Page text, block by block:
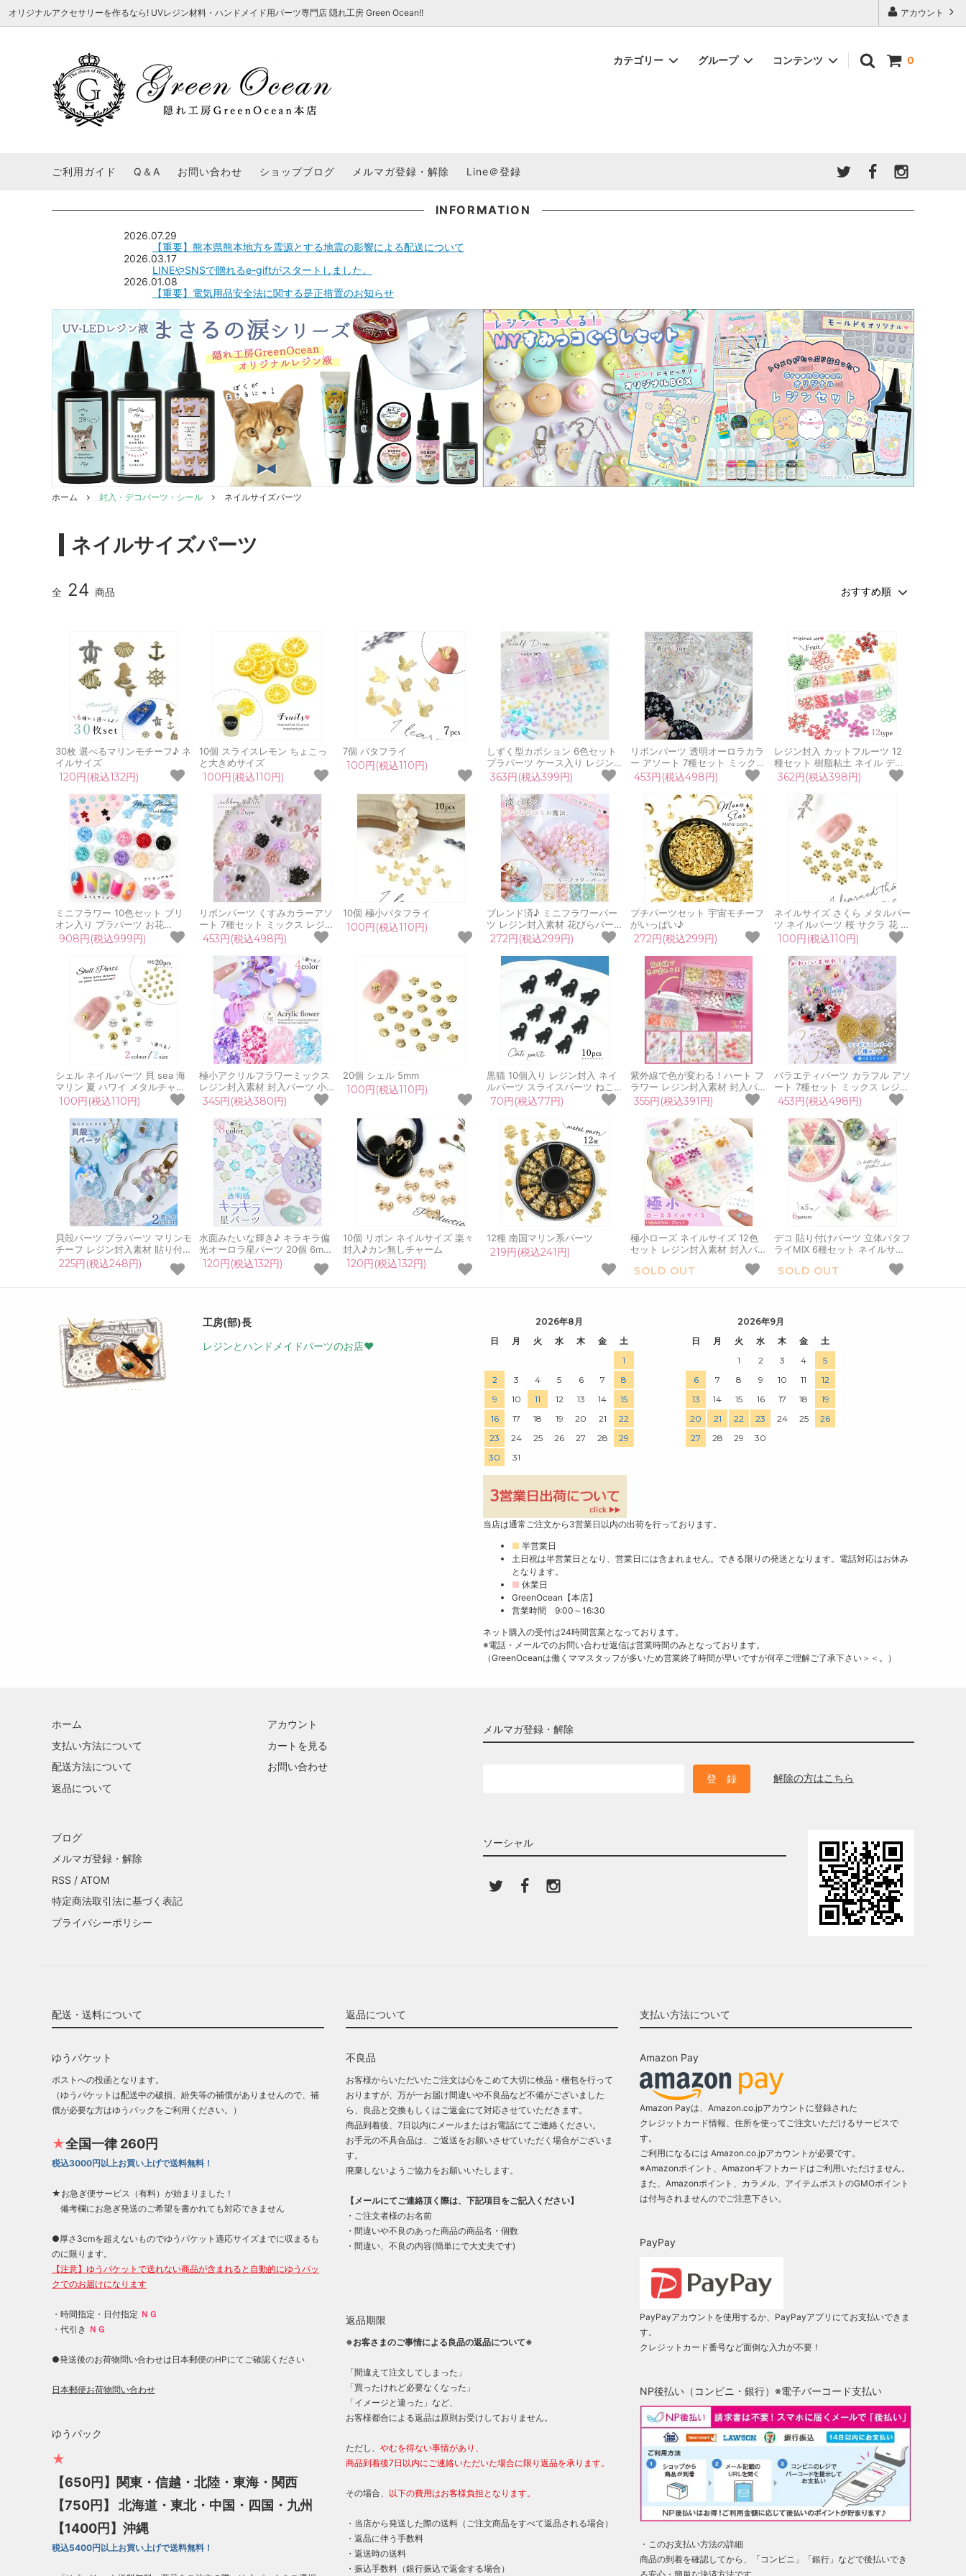
アカウント
オリジナルアクセサリーを作るなら! UVレジン材料・ハンドメイド用パーツ専門店 隠れ工房 Green Ocean!!
0
カテゴリー
2026謎福袋 パラコード
封入・デコパーツ・シール ラメ・ホログラム
ストーン・ビジュー 基本基礎パーツ
キーホルダー基礎パーツ チャーム
ガラスドーム・ペン・他 服飾パーツ ビーズ・パール その他・雑貨
販売用資材・背景紙 訳ありアウトレット 在庫限り・廃盤予定 ラッピング・サービス
グループ
★8/3更新 新商品★ ★7/24更新 新商品★
★7/3更新 新商品★
★今これが買い！イチオシアイテム★
【UV-LEDレジン液】まさるシリーズ GreenOceanオリジナルシリーズ♪
★スイーツ特集★
★猫モールド＆パーツ特集★
＃お急ぎ便
＃レジン液迷ったらコレ！
＃初心者なに買う？
＃文字・数字モールド
＃シェイカーモールド用フィルム ＃鉱石ストーンモールド
＃レジン液をさらさらにしたい
＃つくってみたい！
2023福袋のレフィル売り場 2024福袋のレフィル売り場
2024夏の福袋のレフィル売り場
2025福袋のレフィル売り場
季節の特集 ★ミニチュアの世界特集★
★プレミアムシールシリーズ★
★手作りドロップシール特集★
★しろたん★ ★閉じ込めて楽しむ！かわいいパーツ特集★
キャンディバッグの素の説明書
★ゆうパケ送料無料★1000円均一
★すみっコぐらし立体シールセット★
★レジンでつくるMYすみっコぐらしセット
★
立体シール
コンテンツ
■本店で買うとこんないいこと■ Ｑ＆Ａ/ショップでのお買い物 注意事項
コンテスト結果発表 - 一覧
カラリー大辞典 シール帳特集 教えて！レジン液の選び方
について
ふにゃふにゃ動く、謎の生き物を作ってみ
表
ご利用ガイド Q＆A お問い合わせ ショップブログ メルマガ登録・解除 Line＠登録
INFORMATION
2026.07.29
【重要】熊本県熊本地方を震源とする地震の影響による配送について
2026.03.17
LINEやSNSで贈れるe-giftがスタートしました。
2026.01.08
【重要】電気用品安全法に関する是正措置のお知らせ
ホーム 封入・デコパーツ・シール ネイルサイズパーツ
ネイルサイズパーツ
全 24 商品
30枚 選べるマリンモチーフ♪ ネ
イルサイズ
120円(税込132円)
10個 スライスレモン ちょこっ
と大きめサイズ
100円(税込110円)
7個 バタフライ
100円(税込110円)
しずく型カボション 6色セット
プラパーツ ケース入り レジン封
入素材 雫型 水滴 ドロップ ミッ
クス 穴なしビーズ 容器 シェイ
カー シャカシャカ 貼り付け UV
レジン クラフト
363円(税込399円)
リボンパーツ 透明オーロラカラ
ー アソート 7種セット ミックス
レジン封入素材 貼り付けパーツ
ケース入り プラパーツ りぼん
蝶 貝 UVレジン クラフト
453円(税込498円)
レジン封入 カットフルーツ 12
種セット 樹脂粘土 ネイル デコ
輪切り 貼 スライス棒 シェイカ
ーモールドに 果物 食べ物 手芸
カシャカシャ ケース入り
362円(税込398円)
ミニフラワー 10色セット ブリ
オン入り プラパーツ お花
flower カボション 貼付け デコ
レジン封入 クラフト 手芸 ネイ
908円(税込999円)
リボンパーツ くすみカラーアソ
ート 7種セット ミックス レジン
封入素材 貼り付けパーツ ケース
入り プラパーツ りぼん 半球パ
ール UVレジン 手芸 クラフト
453円(税込498円)
10個 極小バタフライ
100円(税込110円)
ブレンド済♪ ミニフラワーパー
ツ レジン封入素材 花びらパーツ
ブリオン パール ミックス シェ
イカー ネイル キラキラ カシャ
カシャ UVレジン 手芸 クラフト
272円(税込299円)
プチパーツセット 宇宙モチーフ
がいっぱい♪
272円(税込299円)
ネイルサイズ さくら メタルパー
ツ ネイルパーツ 桜 サクラ 花 フ
ラワー 春 植物 ネイルアート ジ
ェルネイル デコ レジン封入 ネ
イル用品 手芸 クラフト
100円(税込110円)
シェル ネイルパーツ 貝 sea 海
マリン 夏 ハワイ メタルチャー
ム レジン封入 手芸 ジェルネイ
ル クラフト UVレジン
100円(税込110円)
極小アクリルフラワーミックス
レジン封入素材 封入パーツ 小さ
い プラパーツ お花 ネイルサイ
ズ 貼付けパーツ UVレジン クラ
フト 手芸
345円(税込380円)
20個 シェル 5mm
100円(税込110円)
黒猫 10個入り レジン封入 ネイ
ルパーツ スライスパーツ ねこ
ネコ キャット アニマル 動物 ネ
イル用品 デコパーツ カシャカシ
ャ 手芸 クラフト
70円(税込77円)
紫外線で色が変わる！ハート フ
ラワー レジン封入素材 封入パー
ツ シェイカー デコパーツ 色変
化 太陽光 UV 穴なしパール ブ
リオン MIX パステルカラー 花
ネイル
355円(税込391円)
バラエティパーツ カラフル アソ
ート 7種セット ミックス レジン
封入素材 ケース入り プラパーツ
ブリオン リボン 半球パール シ
ェイカー UVレジン クラフト
453円(税込498円)
貝殻パーツ プラパーツ マリンモ
チーフ レジン封入素材 貼り付け
パーツ 海 シェル イルカ 夏 パー
ル マーメイド ホログラム UVレ
225円(税込248円)
水面みたいな輝き♪ キラキラ偏
光オーロラ星パーツ 20個 6mm
デコパーツ 水面 波石 スター カ
ボション 貼付け レジン封入素材
120円(税込132円)
10個 リボン ネイルサイズ 楽々
封入♪カン無しチャーム
120円(税込132円)
12種 南国マリン系パーツ
219円(税込241円)
極小ローズ ネイルサイズ 12色
セット レジン封入素材 封入パー
ツ 小さい バラ 薔薇 お花 ネイル
デコパーツ ケース入り 容器 プ
SOLD OUT
デコ 貼り付けパーツ 立体バタフ
ライMIX 6種セット ネイルサイ
ズ ネイルパーツ デコパーツ ア
クリルパーツ 蝶々ちょうちょ レ
SOLD OUT
工房(部)長
レジンとハンドメイドパーツのお店♥
2026年8月
日
月 火 水 木 金
土
1
2
3 4 5 6 7
8
9
10 11 12 13 14
15
16
17 18 19 20 21
22
23
24 25 26 27 28
29
30
31
2026年9月
日
月 火 水 木 金
土
1
2 3 4
5
6
7 8 9 10 11
12
13
14 15 16 17 18
19
20
21 22 23 24 25
26
27
28 29 30
当店は通常ご注文から3営業日以内の出荷を行っております。
■ 半営業日
土日祝は半営業日となり、営業日には含まれません。できる限りの発送となります。電話対応はお休み
となります。
■ 休業日
GreenOcean【本店】
営業時間 9:00～16:30
ネット購入の受付は24時間営業となっております。
※電話・メールでのお問い合わせ返信は営業時間のみとなっております。
（GreenOceanは働くママスタッフが多いため営業終了時間が早いですが何卒ご理解ご了承下さい＞＜。）
メルマガ登録・解除
解除の方はこちら
ホーム
支払い方法について
配送方法について
返品について
アカウント
カートを見る
お問い合わせ
ソーシャル
ブログ
メルマガ登録・解除
RSS / ATOM
特定商法取引法に基づく表記
プライバシーポリシー
配送・送料について
ゆうパケット
ポストへの投函となります。
（ゆうパケットは配送中の破損、紛失等の補償がありませんので、補
償が必要な方はゆうパックをご利用ください。）
★全国一律 260円
税込3000円以上お買い上げで送料無料！
★お急ぎ便サービス（有料）が始まりました！
備考欄にお急ぎ発送のご希望を書かれても対応できません
●厚さ3cmを超えないものでゆうパケット適応サイズまでに収まるも
のに限ります。
【注意】ゆうパケットで送れない商品が含まれると自動的にゆうパッ
クでのお届けになります
・時間指定・日付指定 ＮＧ
・代引き ＮＧ
●発送後のお荷物問い合わせは日本郵便のHPにてご確認ください
日本郵便お荷物問い合わせ
ゆうパック
★
【650円】関東・信越・北陸・東海・関西
【750円】 北海道・東北・中国・四国・九州
【1400円】沖縄
税込5400円以上お買い上げで送料無料！
返品について
不良品
お客様からいただいたご注文は心をこめて大切に検品・梱包を行って
おりますが、万が一お届け間違いや不良品など不備がございました
ら、良品と交換もしくはご返金にて対応させていただきます。
商品到着後、7日以内にメールまたはお電話にてご連絡ください。
お手元の不具合品は、ご返送をお願いさせていただく場合がございま
す。
廃棄しないようご協力をお願いいたします。
【メールにてご連絡頂く際は、下記項目をご記入ください】
・ご注文者様のお名前
・間違いや不良のあった商品の商品名・個数
・間違い、不良の内容(簡単にで大丈夫です)
返品期限
※お客さまのご事情による良品の返品について※
「間違えて注文してしまった」
「買ったけれど必要なくなった」
「イメージと違った」など、
お客様都合による返品は原則お受けしておりません。
ただし、 やむを得ない事情があり、
商品到着後7日以内にご連絡いただいた場合に限り返品を承ります。
その場合、 以下の費用はお客様負担となります。
・当店から発送した際の送料（ご注文商品をすべて返品される場合）
・返品に伴う手数料
・返送時の送料
・振込手数料（銀行振込で返金する場合）
支払い方法について
Amazon Pay
Amazon Payは、Amazon.co.jpアカウントに登録された
クレジットカード情報、住所を使ってご注文いただけるサービスで
す。
ご利用になるには Amazon.co.jpアカウントが必要です。
※Amazonポイント、Amazonギフトカードはご利用いただけません。
また、Amazonポイント、カラメル、アイテムポストのGMOポイント
は付与されませんのでご注意下さい。
PayPay
PayPayアカウントを使用するか、PayPayアプリにてお支払いできま
す。
クレジットカード番号など面倒な入力が不要！
NP後払い（コンビニ・銀行）※電子バーコード支払い
・このお支払い方法の詳細
商品の到着を確認してから、「コンビニ」「銀行」などで後払いでき